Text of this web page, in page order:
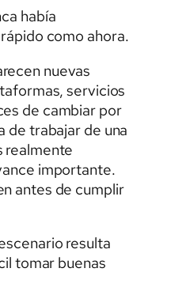
había
como ahora.
nuevas
servicios
de cambiar por
de trabajar de una
realmente
importante.
antes de cumplir
resulta
tomar buenas